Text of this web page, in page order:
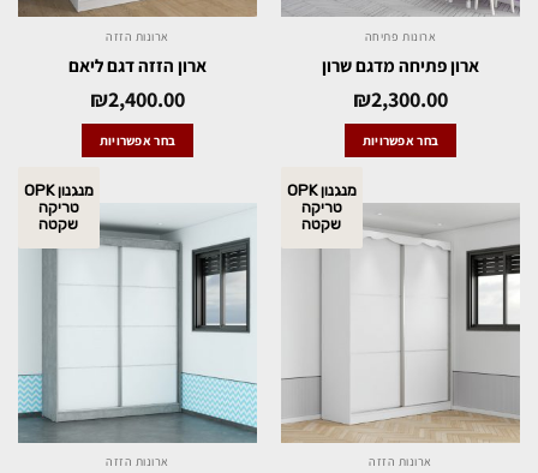
ארונות פתיחה
ארון פתיחה מדגם שרון
₪2,300.00
בחר אפשרויות
ארונות הזזה
ארון הזזה דגם ליאם
₪2,400.00
בחר אפשרויות
מנגנון OPK
טריקה
שקטה
ארונות הזזה
מנגנון OPK
טריקה
שקטה
ארונות הזזה